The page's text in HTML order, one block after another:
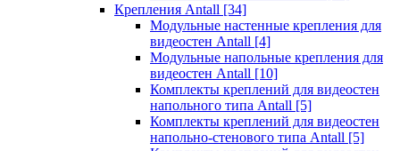
Крепления Antall [34]
Модульные настенные крепления для
видеостен Antall [4]
Модульные напольные крепления для
видеостен Antall [10]
Комплекты креплений для видеостен
напольного типа Antall [5]
Комплекты креплений для видеостен
напольно-стенового типа Antall [5]